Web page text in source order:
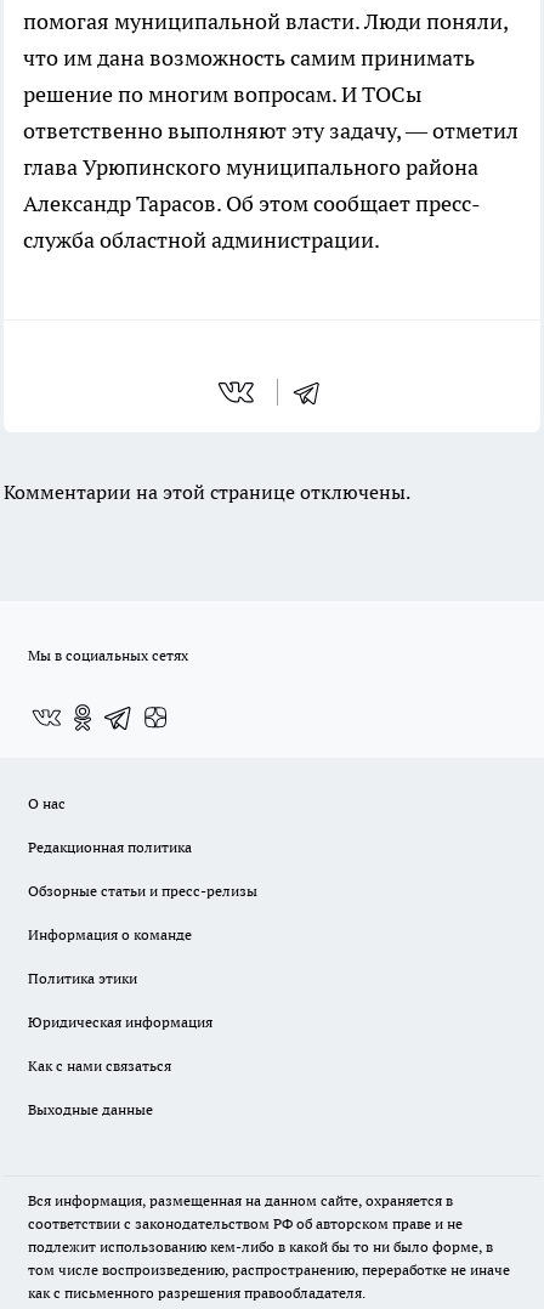
помогая муниципальной власти. Люди поняли,
что им дана возможность самим принимать
решение по многим вопросам. И ТОСы
ответственно выполняют эту задачу, — отметил
глава Урюпинского муниципального района
Александр Тарасов. Об этом сообщает пресс-
служба областной администрации.
Комментарии на этой странице отключены.
Мы в социальных сетях
О нас
Редакционная политика
Обзорные статьи и пресс-релизы
Информация о команде
Политика этики
Юридическая информация
Как с нами связаться
Выходные данные
Вся информация, размещенная на данном сайте, охраняется в
соответствии с законодательством РФ об авторском праве и не
подлежит использованию кем-либо в какой бы то ни было форме, в
том числе воспроизведению, распространению, переработке не иначе
как с письменного разрешения правообладателя.